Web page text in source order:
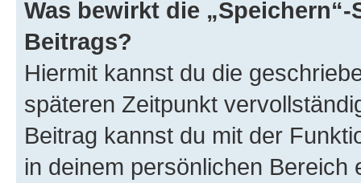
Was bewirkt die
Beitrags?
Hiermit kannst du die
späteren Zeitpunkt
Beitrag kannst du mit der
in deinem persönlichen Bereich